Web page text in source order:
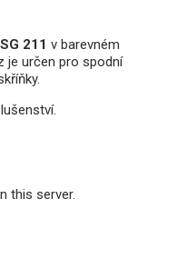
211 v barevném
je určen pro spodní
this server.